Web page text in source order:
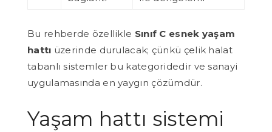
Bu rehberde özellikle Sınıf C esnek yaşam
hattı üzerinde durulacak; çünkü çelik halat
tabanlı sistemler bu kategoridedir ve sanayi
uygulamasında en yaygın çözümdür.
Yaşam hattı sistemi